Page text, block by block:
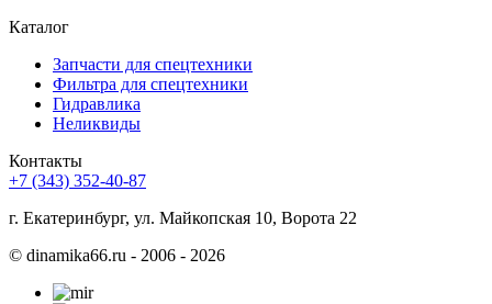
Каталог
Запчасти для спецтехники
Фильтра для спецтехники
Гидравлика
Неликвиды
Контакты
+7 (343) 352-40-87
г. Екатеринбург, ул. Майкопская 10, Ворота 22
© dinamika66.ru - 2006 - 2026